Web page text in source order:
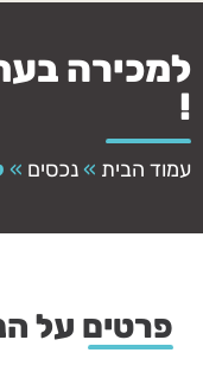
למכירה
!
עמוד הבית »נכסים »
פרטים על